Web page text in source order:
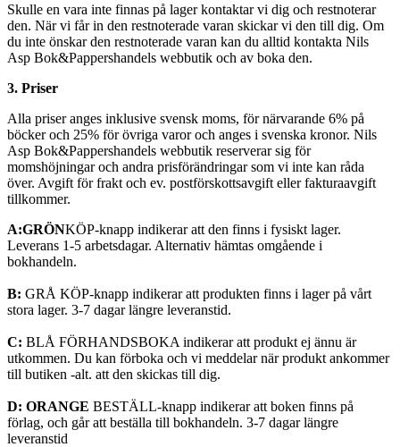
Skulle en vara inte finnas på lager kontaktar vi dig och restnoterar
den. När vi får in den restnoterade varan skickar vi den till dig. Om
du inte önskar den restnoterade varan kan du alltid kontakta Nils
Asp Bok&Pappershandels webbutik och av boka den.
3. Priser
Alla priser anges inklusive svensk moms, för närvarande 6% på
böcker och 25% för övriga varor och anges i svenska kronor. Nils
Asp Bok&Pappershandels webbutik reserverar sig för
momshöjningar och andra prisförändringar som vi inte kan råda
över. Avgift för frakt och ev. postförskottsavgift eller fakturaavgift
tillkommer.
A:GRÖNKÖP-knapp indikerar att den finns i fysiskt lager.
Leverans 1-5 arbetsdagar. Alternativ hämtas omgående i
bokhandeln.
B: GRÅ KÖP-knapp indikerar att produkten finns i lager på vårt
stora lager. 3-7 dagar längre leveranstid.
C: BLÅ FÖRHANDSBOKA indikerar att produkt ej ännu är
utkommen. Du kan förboka och vi meddelar när produkt ankommer
till butiken -alt. att den skickas till dig.
D: ORANGE BESTÄLL-knapp indikerar att boken finns på
förlag, och går att beställa till bokhandeln. 3-7 dagar längre
leveranstid